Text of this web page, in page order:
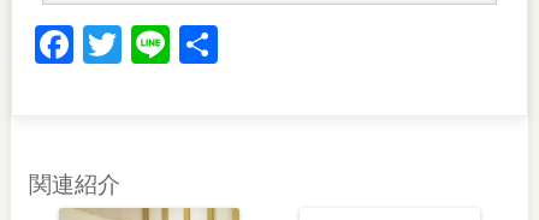
Facebook
Twitter
Line共
関連紹介